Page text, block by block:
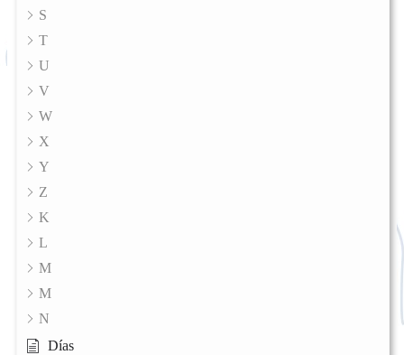
S
T
U
V
W
X
Y
Z
K
L
M
M
N
Días